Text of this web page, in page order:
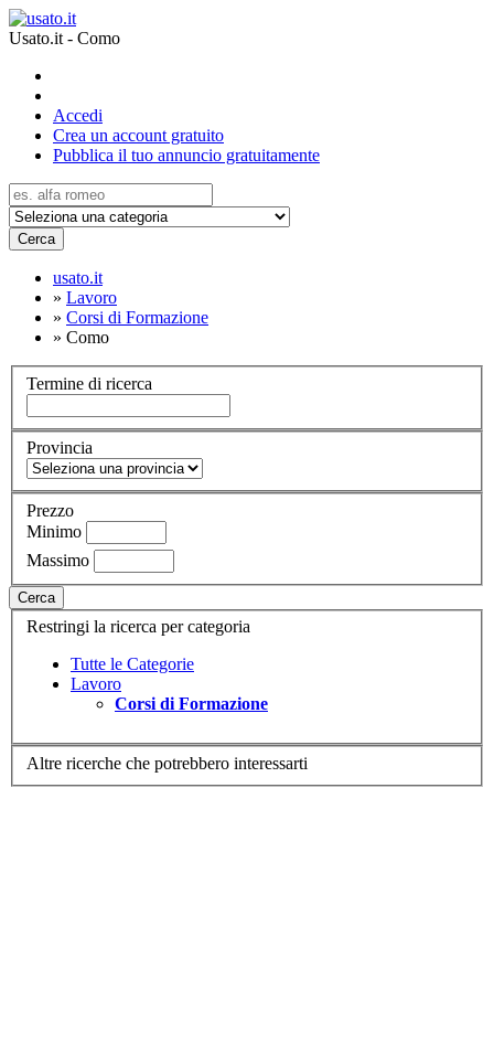
Usato.it - Como
Accedi
Crea un account gratuito
Pubblica il tuo annuncio gratuitamente
Cerca
usato.it
» Lavoro
» Corsi di Formazione
» Como
Termine di ricerca
Provincia
Prezzo
Minimo
Massimo
Cerca
Restringi la ricerca per categoria
Tutte le Categorie
Lavoro
Corsi di Formazione
Altre ricerche che potrebbero interessarti